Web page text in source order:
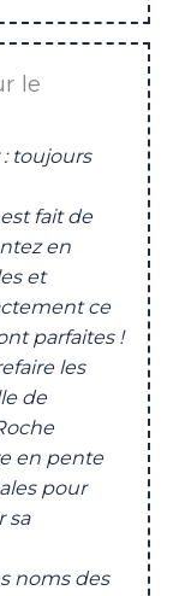
le
toujours
fait de
en
et
ce
parfaites !
les
de
en pente
pour
sa
noms des